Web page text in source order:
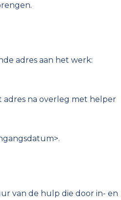
adres aan het werk:
na overleg met helper
van de hulp die door in- en